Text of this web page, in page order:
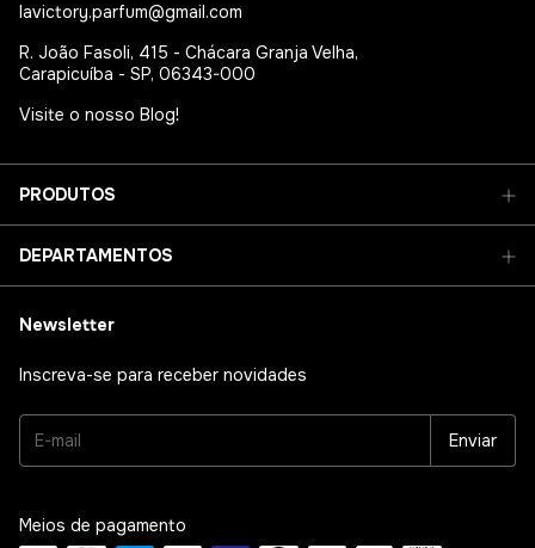
lavictory.parfum@gmail.com
R. João Fasoli, 415 - Chácara Granja Velha,
Carapicuíba - SP, 06343-000
Visite o nosso Blog!
PRODUTOS
DEPARTAMENTOS
Newsletter
Inscreva-se para receber novidades
Meios de pagamento